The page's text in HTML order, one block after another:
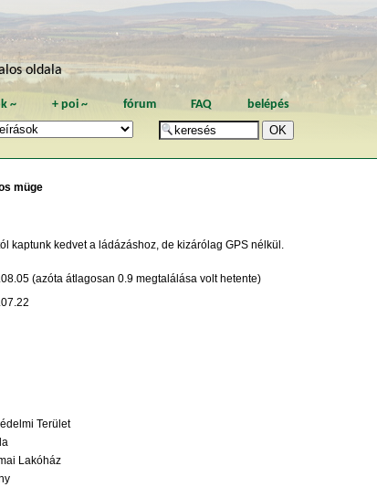
oldala
~ + poi~ fórum FAQ belépés
müge
kaptunk kedvet a ládázáshoz, de kizárólag GPS nélkül.
(azóta átlagosan 0.9 megtalálása volt hetente)
Terület
Lakóház